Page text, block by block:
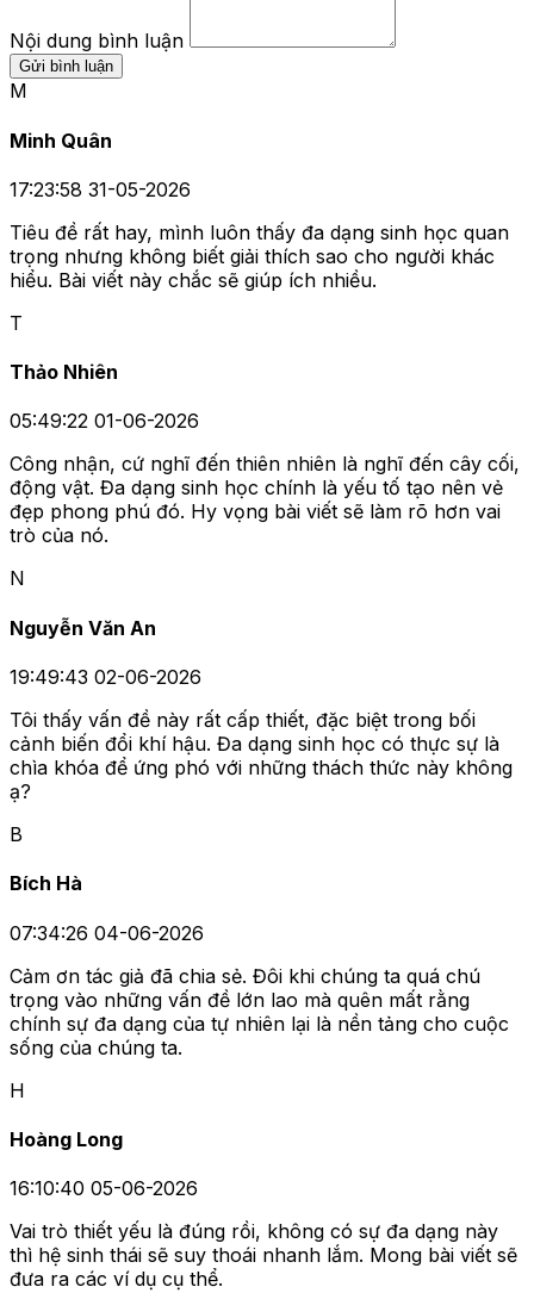
Nội dung bình luận
Gửi bình luận
M
Minh Quân
17:23:58 31-05-2026
Tiêu đề rất hay, mình luôn thấy đa dạng sinh học quan
trọng nhưng không biết giải thích sao cho người khác
hiểu. Bài viết này chắc sẽ giúp ích nhiều.
T
Thảo Nhiên
05:49:22 01-06-2026
Công nhận, cứ nghĩ đến thiên nhiên là nghĩ đến cây cối,
động vật. Đa dạng sinh học chính là yếu tố tạo nên vẻ
đẹp phong phú đó. Hy vọng bài viết sẽ làm rõ hơn vai
trò của nó.
N
Nguyễn Văn An
19:49:43 02-06-2026
Tôi thấy vấn đề này rất cấp thiết, đặc biệt trong bối
cảnh biến đổi khí hậu. Đa dạng sinh học có thực sự là
chìa khóa để ứng phó với những thách thức này không
ạ?
B
Bích Hà
07:34:26 04-06-2026
Cảm ơn tác giả đã chia sẻ. Đôi khi chúng ta quá chú
trọng vào những vấn đề lớn lao mà quên mất rằng
chính sự đa dạng của tự nhiên lại là nền tảng cho cuộc
sống của chúng ta.
H
Hoàng Long
16:10:40 05-06-2026
Vai trò thiết yếu là đúng rồi, không có sự đa dạng này
thì hệ sinh thái sẽ suy thoái nhanh lắm. Mong bài viết sẽ
đưa ra các ví dụ cụ thể.